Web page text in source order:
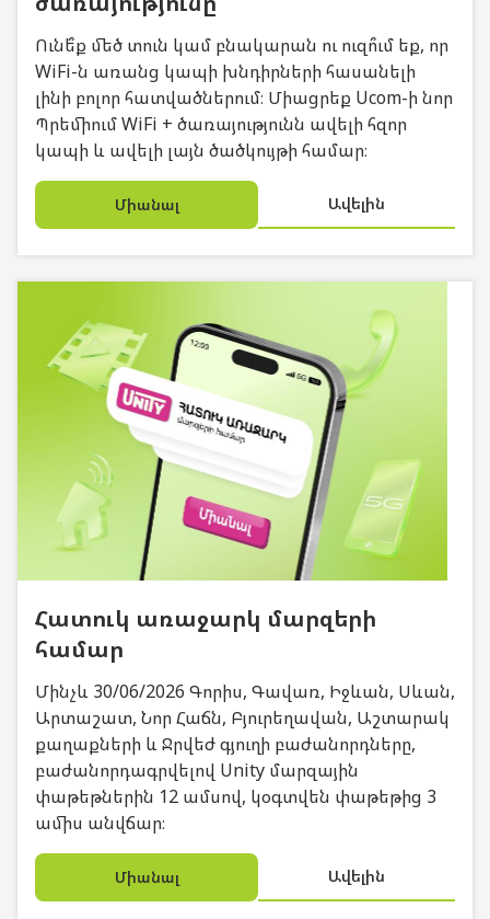
Ունե՞ք մեծ տուն կամ բնակարան ու ուզո՞ւմ եք, որ
WiFi-ն առանց կապի խնդիրների հասանելի
լինի բոլոր հատվածներում։ Միացրեք Ucom-ի նոր
Պրեմիում WiFi + ծառայությունն ավելի հզոր
կապի և ավելի լայն ծածկույթի համար։
Միանալ Ավելին
Հատուկ առաջարկ մարզերի
համար
Մինչև 30/06/2026 Գորիս, Գավառ, Իջևան, Սևան,
Արտաշատ, Նոր Հաճն, Բյուրեղավան, Աշտարակ
քաղաքների և Ջրվեժ գյուղի բաժանորդները,
բաժանորդագրվելով Unity մարզային
փաթեթներին 12 ամսով, կօգտվեն փաթեթից 3
ամիս անվճար։
Միանալ Ավելին